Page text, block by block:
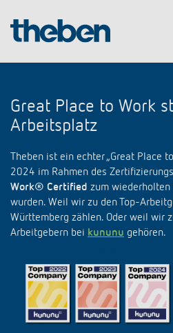
Produkte
Energy Manager
KNX
Smart Home
DALI
Präsenzmelder &
OEM
OEM-Lösungen
Ansprechpartner OEM
OEM-Referenzen
Lösungen
DALI-2 Lichtsteuerung
KNX-Systeme
Service
Downloads
Kataloge und
Unternehmen
Karriere
Great Place to Work
Arbeitsplatz
Theben ist ein echter „Great Place
2024 im Rahmen des
Work® Certified zum
wurden. Weil wir zu den Top-
Württemberg zählen. Oder weil wir
Arbeitgebern bei kununu gehören.